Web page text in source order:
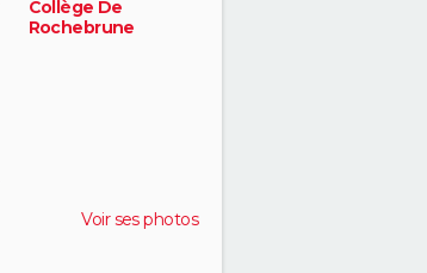
Collège De
Rochebrune
Voir ses photos